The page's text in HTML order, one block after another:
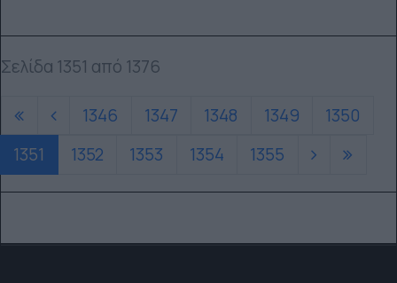
Σελίδα 1351 από 1376
1346 1347 1348 1349
1350
1351
1352 1353 1354 1355